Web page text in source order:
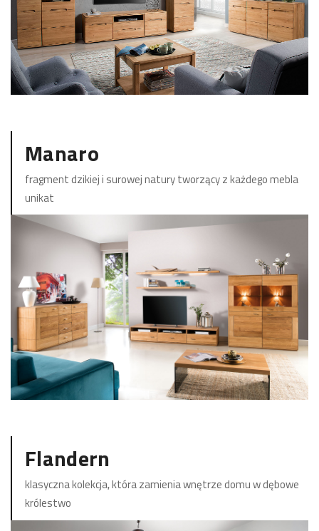
Manaro
fragment dzikiej i surowej natury tworzący z każdego mebla
unikat
Flandern
klasyczna kolekcja, która zamienia wnętrze domu w dębowe
królestwo